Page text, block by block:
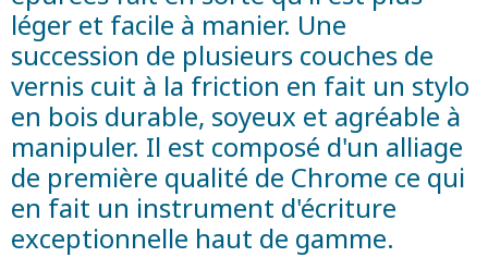
léger et facile à manier. Une
succession de plusieurs couches de
vernis cuit à la friction en fait un stylo
en bois durable, soyeux et agréable à
manipuler. Il est composé d'un alliage
de première qualité de Chrome ce qui
en fait un instrument d'écriture
exceptionnelle haut de gamme.